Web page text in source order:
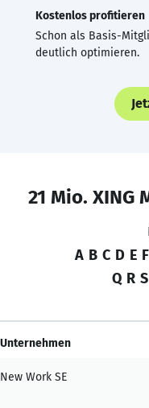
Kostenlos profitieren
Schon als Basis-
deutlich optimieren.
21 Mio. XING
A B C D E F
Q R S
Unternehmen
New Work SE